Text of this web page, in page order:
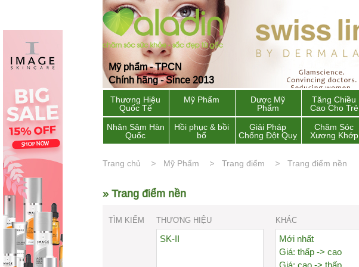
Mỹ phẩm - TPCN
Chính hãng - Since 2013
Thương Hiệu
Quốc Tế
Mỹ Phẩm
Dược Mỹ
Phẩm
Tăng Chiều
Cao Cho Trẻ
Nhân Sâm Hàn
Quốc
Hồi phục & bồi
bổ
Giải Pháp
Chống Đột Quỵ
Chăm Sóc
Xương Khớp
Trang chủ Mỹ Phẩm Trang điểm Trang điểm nền
» Trang điểm nền
TÌM KIẾM THƯƠNG HIỆU
SK-II
KHÁC
Mới nhất
Giá: thấp -> cao
Giá: cao -> thấp